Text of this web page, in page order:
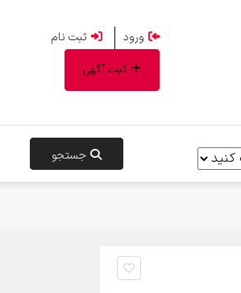
جستجو
ورود
ثبت نام
ثبت آگهی